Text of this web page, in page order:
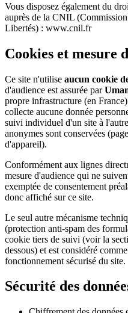
Vous disposez également du
auprès de la CNIL
Libertés) : www.cnil.fr
Cookies et mesure
Ce site n'utilise aucun cookie
d'audience est assurée par
propre infrastructure (en
collecte aucune donnée
suivi individuel d'un site à
anonymes sont conservées
d'appareil).
Conformément aux lignes
mesure d'audience qui ne
exemptée de consentement
donc affiché sur ce site.
Le seul autre mécanisme
(protection anti-spam des
cookie tiers de suivi (voir la
dessous) et est considéré
fonctionnement sécurisé du site.
Sécurité des